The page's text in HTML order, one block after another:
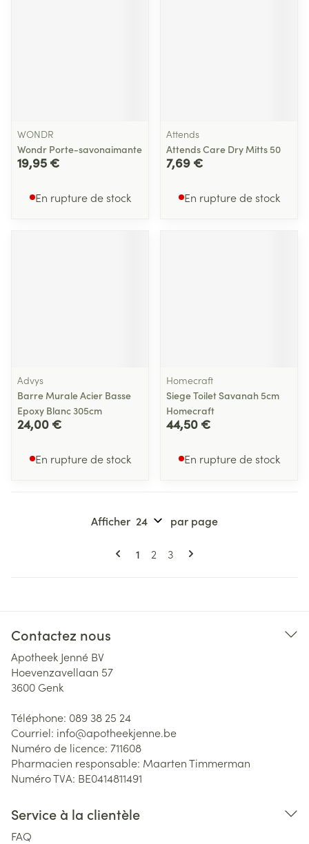
WONDR
Wondr Porte-savonaimante
19,95 €
En rupture de stock
Attends
Attends Care Dry Mitts 50
7,69 €
En rupture de stock
Advys
Barre Murale Acier Basse
Epoxy Blanc 305cm
24,00 €
En rupture de stock
Homecraft
Siege Toilet Savanah 5cm
Homecraft
44,50 €
En rupture de stock
Pages
Vous lisez actuellement la page
1 Page
2 Page
3
Afficher par page
Contactez nous
Apotheek Jenné BV
Hoevenzavellaan 57
3600 Genk
Téléphone: 089 38 25 24
Courriel: info@apotheekjenne.be
Numéro de licence: 711608
Pharmacien responsable: Maarten Timmerman
Numéro TVA: BE0414811491
Service à la clientèle
FAQ